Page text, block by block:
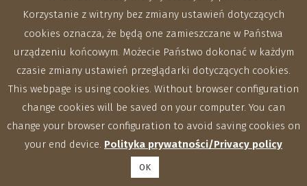
various splash forms in liquid
single-phase systems
General Assembly, Wiedeń,
Austria 8-13.04.2017,EGU2017-
12396, 2017
Bieganowski Andrzej,Ryżak
Magdalena,Korbiel Tomasz,
Korzystanie z witryny bez zmiany ustawień dotyczących
cookies oznacza, że będą one zamieszczane w Państwa
urządzeniu końcowym. Możecie Państwo dokonać w każdym
czasie zmiany ustawień przeglądarki dotyczących cookies.
This webpage is using cookies. Without browser configuration
change cookies will be saved on your computer. You can
change your browser configuration to avoid saving cookies on
your end device. Polityka prywatności/Privacy policy
OK